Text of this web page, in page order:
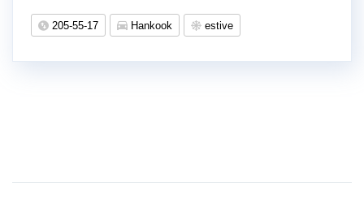
205-55-17 Hankook estive